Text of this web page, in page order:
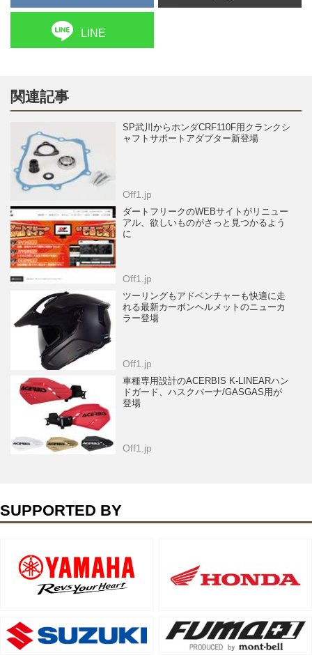
LINE
関連記事
SP武川からホンダCRF110F用クランクシ
ャフトサポートアダプター新登場
Off1.jp
ダートフリークのWEBサイトがリニュー
アル、欲しいものがさっと見つかるよう
に
Off1.jp
ツーリングもアドベンチャーも快適に走
れる最新カーボンヘルメットのニューカ
ラー登場
Off1.jp
車種専用設計のACERBIS K-LINEARハン
ドガード、ハスクバーナ/GASGAS用が
登場
Off1.jp
SUPPORTED BY